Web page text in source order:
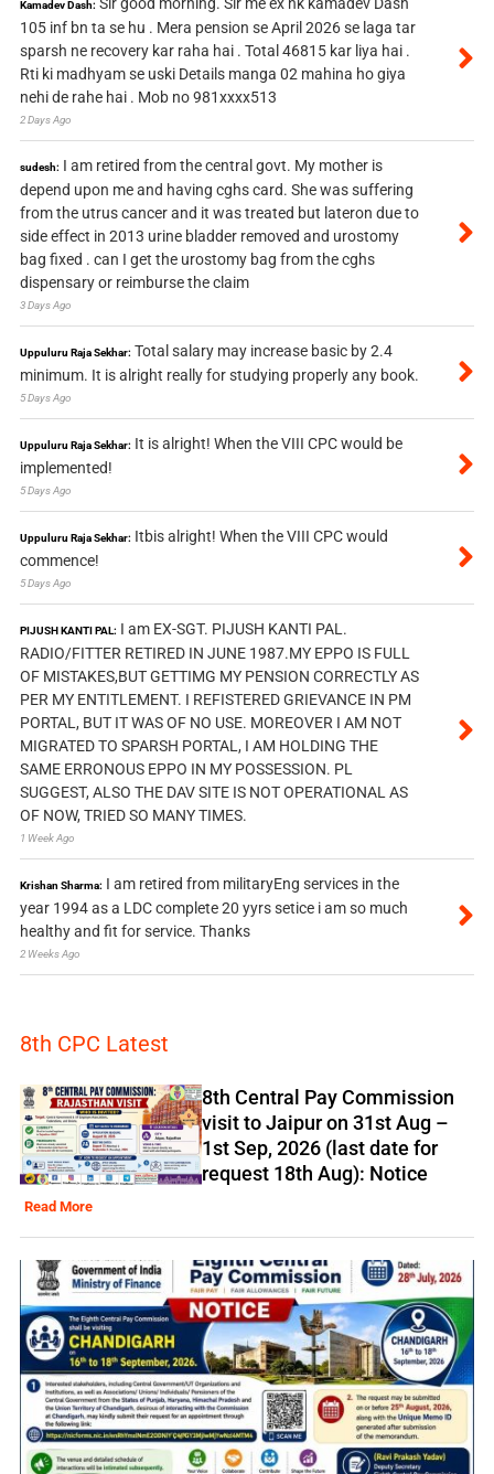
Kamadev Dash: Sir good morning. Sir me ex nk kamadev Dash
105 inf bn ta se hu . Mera pension se April 2026 se laga tar
sparsh ne recovery kar raha hai . Total 46815 kar liya hai .
Rti ki madhyam se uski Details manga 02 mahina ho giya
nehi de rahe hai . Mob no 981xxxx513
2 Days Ago
sudesh: I am retired from the central govt. My mother is
depend upon me and having cghs card. She was suffering
from the utrus cancer and it was treated but lateron due to
side effect in 2013 urine bladder removed and urostomy
bag fixed . can I get the urostomy bag from the cghs
dispensary or reimburse the claim
3 Days Ago
Uppuluru Raja Sekhar: Total salary may increase basic by 2.4
minimum. It is alright really for studying properly any book.
5 Days Ago
Uppuluru Raja Sekhar: It is alright! When the VIII CPC would be
implemented!
5 Days Ago
Uppuluru Raja Sekhar: Itbis alright! When the VIII CPC would
commence!
5 Days Ago
PIJUSH KANTI PAL: I am EX-SGT. PIJUSH KANTI PAL.
RADIO/FITTER RETIRED IN JUNE 1987.MY EPPO IS FULL
OF MISTAKES,BUT GETTIMG MY PENSION CORRECTLY AS
PER MY ENTITLEMENT. I REFISTERED GRIEVANCE IN PM
PORTAL, BUT IT WAS OF NO USE. MOREOVER I AM NOT
MIGRATED TO SPARSH PORTAL, I AM HOLDING THE
SAME ERRONOUS EPPO IN MY POSSESSION. PL
SUGGEST, ALSO THE DAV SITE IS NOT OPERATIONAL AS
OF NOW, TRIED SO MANY TIMES.
1 Week Ago
Krishan Sharma: I am retired from militaryEng services in the
year 1994 as a LDC complete 20 yyrs setice i am so much
healthy and fit for service. Thanks
2 Weeks Ago
8th CPC Latest
8th Central Pay Commission
visit to Jaipur on 31st Aug –
1st Sep, 2026 (last date for
request 18th Aug): Notice
Read More